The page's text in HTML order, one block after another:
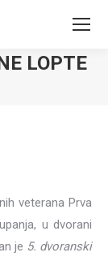
LOPTE
veterana Prva
u dvorani
je 5. dvoranski